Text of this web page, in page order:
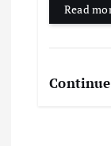
Read